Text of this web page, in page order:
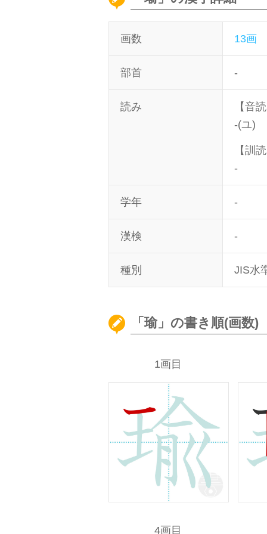
画数 13画
部首 -
読み
【音
-(ユ)
【訓
-
学年 -
漢検 -
種別 JIS水
「瑜」の書き順(画数)
1画目
4画目